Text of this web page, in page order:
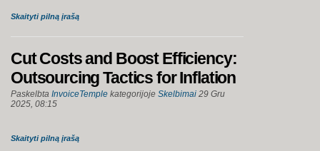
Skaityti pilną įrašą
Cut Costs and Boost Efficiency:
Outsourcing Tactics for Inflation
Paskelbta InvoiceTemple kategorijoje Skelbimai 29 Gru
2025, 08:15
Skaityti pilną įrašą